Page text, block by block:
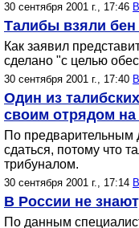
30 сентября 2001 г., 17:46
Талибы взяли
Как заявил
сделано "с целью
30 сентября 2001 г., 17:40
Один из
своим отрядом на
По
сдаться, потому что
трибуналом.
30 сентября 2001 г., 17:14
В России не
По данным